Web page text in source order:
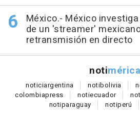
México.- México
de un 'streamer'
retransmisión en directo
notimérica
noticiargentina notibolivia
colombiapress notiecuador
notiparaguay notiperú